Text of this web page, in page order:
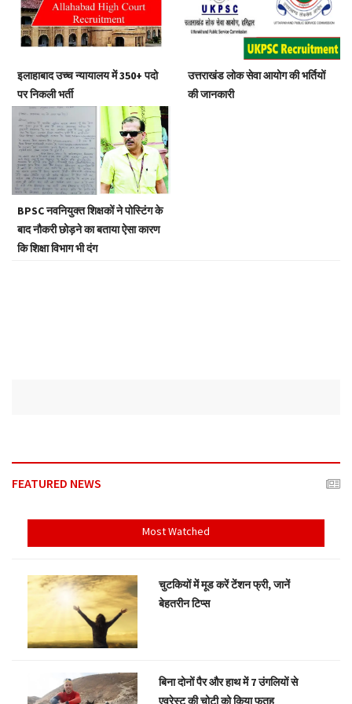
a
t
i
n
इलाहाबाद उच्च न्यायालय में 350+ पदो
पर निकली भर्ती
उत्तराखंड लोक सेवा आयोग की भर्तियों
की जानकारी
BPSC नवनियुक्त शिक्षकों ने पोस्टिंग के
बाद नौकरी छोड़ने का बताया ऐसा कारण
कि शिक्षा विभाग भी दंग
FEATURED NEWS
Most Watched
चुटकियों में मूड करें टेंशन फ्री, जानें
बेहतरीन टिप्स
बिना दोनों पैर और हाथ में 7 उंगलियों से
एवरेस्ट की चोटी को किया फतह